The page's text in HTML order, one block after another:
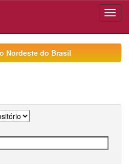
Nordeste do Brasil